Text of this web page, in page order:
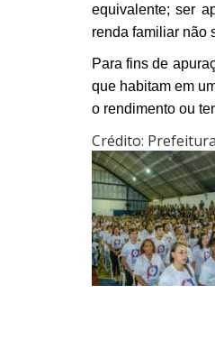
equivalente; ser
renda familiar não
Para fins de
que habitam em
o rendimento ou
Crédito: